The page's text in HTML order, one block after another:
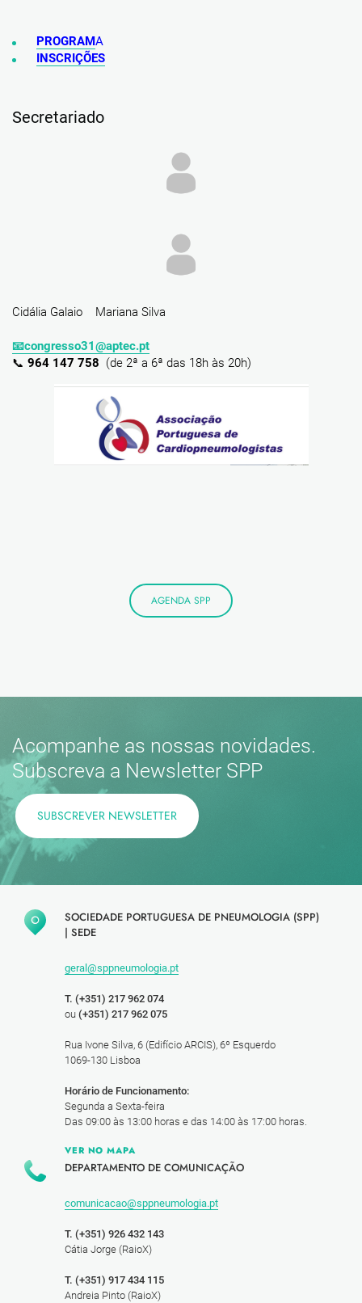
PROGRAMA
INSCRIÇÕES
Secretariado
Cidália Galaio Mariana Silva
📧congresso31@aptec.pt
📞 964 147 758 (de 2ª a 6ª das 18h às 20h)
AGENDA SPP
Acompanhe as nossas novidades.
Subscreva a Newsletter SPP
SUBSCREVER NEWSLETTER
SOCIEDADE PORTUGUESA DE PNEUMOLOGIA (SPP)
| SEDE
geral@sppneumologia.pt
T. (+351) 217 962 074
ou (+351) 217 962 075
Rua Ivone Silva, 6 (Edifício ARCIS), 6º Esquerdo
1069-130 Lisboa
Horário de Funcionamento:
Segunda a Sexta-feira
Das 09:00 às 13:00 horas e das 14:00 às 17:00 horas.
VER NO MAPA
DEPARTAMENTO DE COMUNICAÇÃO
comunicacao@sppneumologia.pt
T. (+351) 926 432 143
Cátia Jorge (RaioX)
T. (+351) 917 434 115
Andreia Pinto (RaioX)